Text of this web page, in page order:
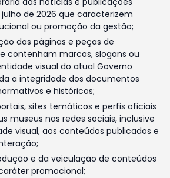
de 2026 que caracterizem
ou promoção da gestão;
das páginas e peças de
contenham marcas, slogans ou
visual do atual Governo
a integridade dos documentos
e históricos;
sites temáticos e perfis oficiais
museus nas redes sociais, inclusive
visual, aos conteúdos publicados e
e da veiculação de conteúdos
promocional;